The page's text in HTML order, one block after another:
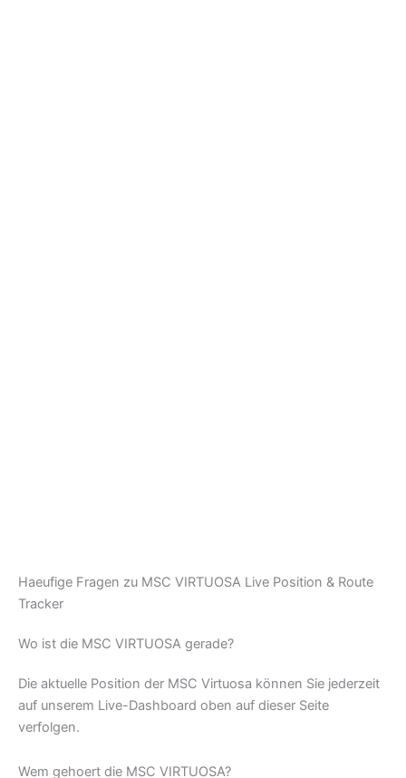
Haeufige Fragen zu MSC VIRTUOSA Live Position & Route
Tracker
Wo ist die MSC VIRTUOSA gerade?
Die aktuelle Position der MSC Virtuosa können Sie jederzeit
auf unserem Live-Dashboard oben auf dieser Seite
verfolgen.
Wem gehoert die MSC VIRTUOSA?